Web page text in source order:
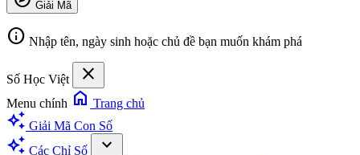
Giải Mã
info Nhập tên, ngày sinh hoặc chủ đề bạn muốn khám phá
Số Học Việt close
Menu chính home Trang chủ
auto_awesome Giải Mã Con Số
auto_awesome Các Chỉ Số
expand_more